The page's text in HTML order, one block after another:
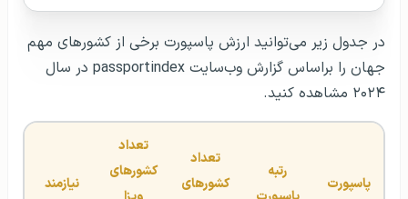
در جدول زیر می‌توانید ارزش پاسپورت برخی از کشورهای مهم
جهان را براساس گزارش وب‌سایت passportindex در سال
۲۰۲۴ مشاهده کنید.